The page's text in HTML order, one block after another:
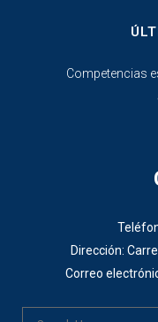
Competencias
Dirección:
Correo